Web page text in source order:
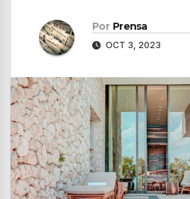
Por Prensa
OCT 3, 2023